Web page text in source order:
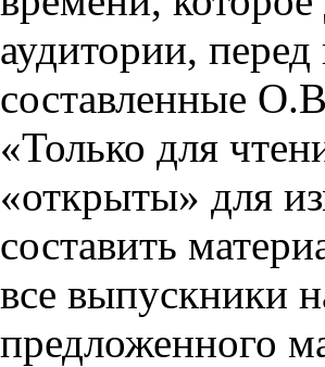
аудитории,
составленные
«Только для
«открыты» для
составить
все выпускники
предложенного